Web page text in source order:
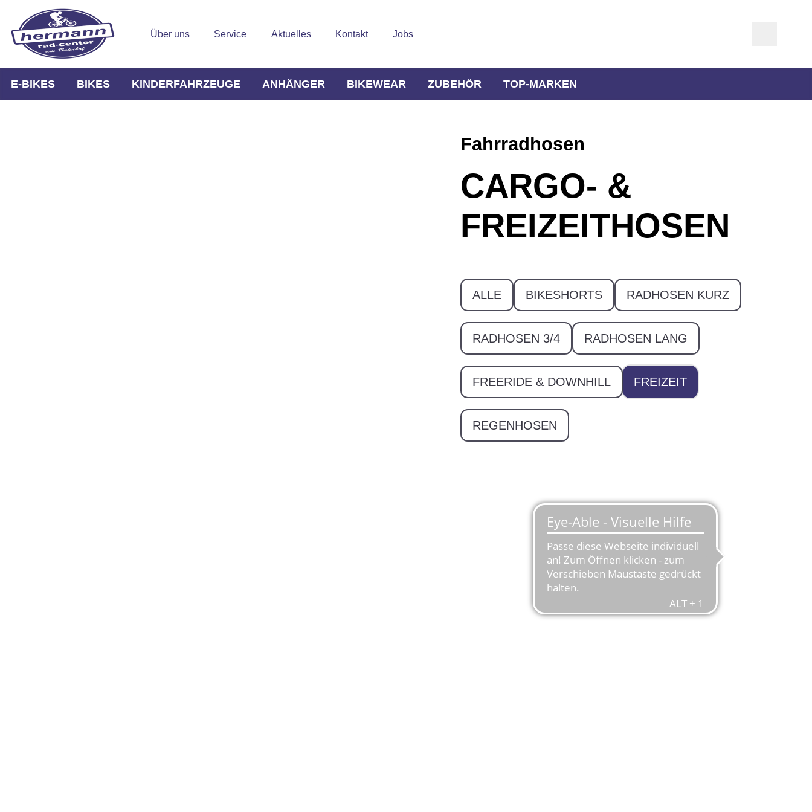
Über uns Service Aktuelles Kontakt Jobs
E-BIKES BIKES KINDERFAHRZEUGE ANHÄNGER BIKEWEAR ZUBEHÖR TOP-MARKEN
Fahrradhosen
CARGO- &
FREIZEITHOSEN
ALLE BIKESHORTS RADHOSEN KURZ
RADHOSEN 3/4 RADHOSEN LANG
FREERIDE & DOWNHILL FREIZEIT
REGENHOSEN